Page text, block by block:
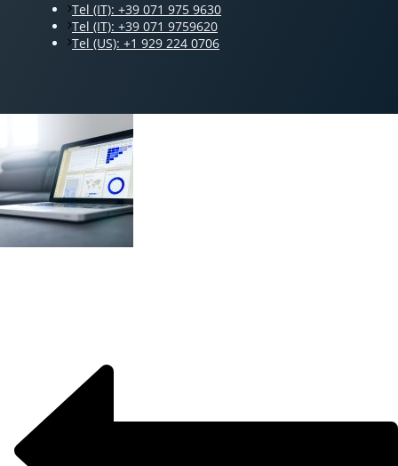
Tel (IT): +39 071 975 9630
Tel (IT): +39 071 9759620
Tel (US): +1 929 224 0706